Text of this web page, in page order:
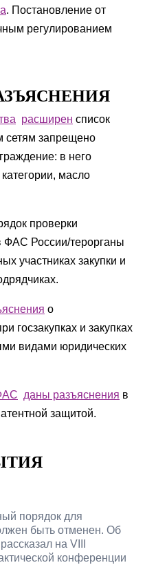
. Постановление от
регулированием
расширен список
сетям запрещено
в него
масло
проверки
ФАС России/терорганы
участниках закупки и
о
госзакупках и закупках
видами юридических
даны разъяснения в
защитой.
порядок для
быть отменен. Об
рассказал на VIII
конференции